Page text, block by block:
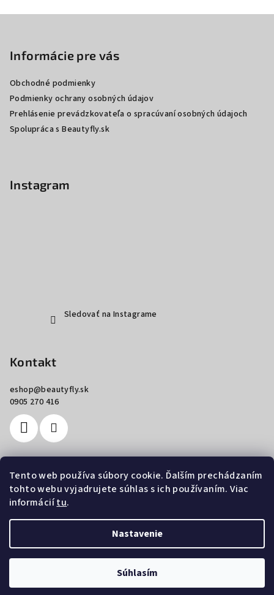
Tento web používa súbory cookie. Ďalším prechádzaním
tohto webu vyjadrujete súhlas s ich používaním. Viac
informáciítu.
Nastavenie
Súhlasím
Informácie pre vás
Obchodné podmienky
Podmienky ochrany osobných údajov
Prehlásenie prevádzkovateľa o spracúvaní osobných údajoch
Spolupráca s Beautyfly.sk
Instagram
Sledovať na Instagrame
Kontakt
eshop@beautyfly.sk
0905 270 416
Nákupný košík
0ks /€0
Vytvoril Shoptet